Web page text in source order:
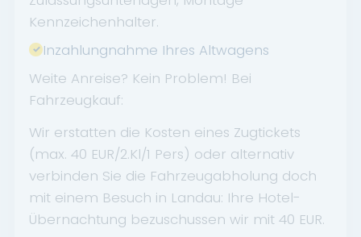
Kennzeichenhalter.
Inzahlungnahme Ihres Altwagens
Weite Anreise? Kein Problem! Bei
Fahrzeugkauf:
Wir erstatten die Kosten eines Zugtickets
(max. 40 EUR/2.Kl/1 Pers) oder alternativ
verbinden Sie die Fahrzeugabholung doch
mit einem Besuch in Landau: Ihre Hotel-
Übernachtung bezuschussen wir mit 40 EUR.